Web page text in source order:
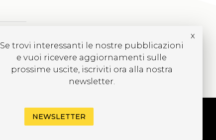
Se trovi interessanti le nostre pubblicazioni
e vuoi ricevere aggiornamenti sulle
prossime uscite, iscriviti ora alla nostra
newsletter.
x
NEWSLETTER